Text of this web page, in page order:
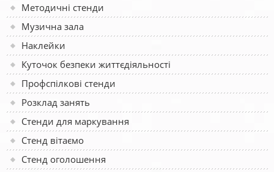
Методичні стенди
Музична зала
Наклейки
Куточок безпеки життєдіяльності
Профспілкові стенди
Розклад занять
Стенди для маркування
Стенд вітаємо
Стенд оголошення